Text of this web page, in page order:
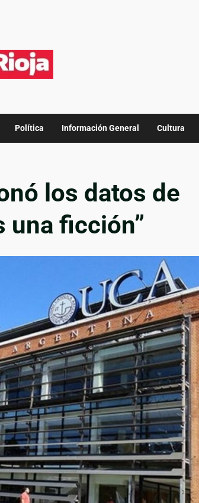
Política Información General Cultura
los datos de
una ficción”